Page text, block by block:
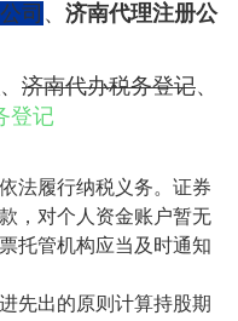
司 、 济南代理注册公
、 济南代办税务登记、
登记
履行纳税义务。证券
，对个人资金账户暂无
托管机构应当及时通知
出的原则计算持股期